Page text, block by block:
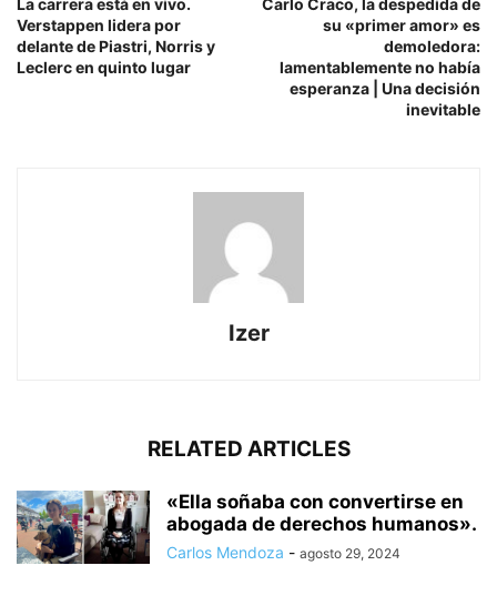
Verstappen lidera por
delante de Piastri, Norris y
Leclerc en quinto lugar
su «primer amor» es
demoledora:
lamentablemente no había
esperanza | Una decisión
inevitable
Izer
RELATED ARTICLES
«Ella soñaba con convertirse en
abogada de derechos humanos».
Carlos Mendoza - agosto 29, 2024